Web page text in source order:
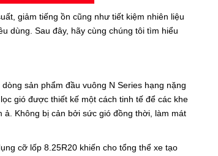
giảm tiếng ồn cũng như tiết kiệm nhiên liệu
dùng. Sau đây, hãy cùng chúng tôi tìm hiểu
sản phẩm đầu vuông N Series hạng nặng
gió được thiết kế một cách tinh tế để các khe
Không bị cản bởi sức gió đồng thời, làm mát
cỡ lốp 8.25R20 khiến cho tổng thể xe tạo